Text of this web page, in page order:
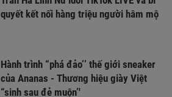
quyết kết nối hàng triệu người hâm mộ
Hành trình “phá đảo’’ thế giới sneaker
của Ananas - Thương hiệu giày Việt
“sinh sau đẻ muộn’'